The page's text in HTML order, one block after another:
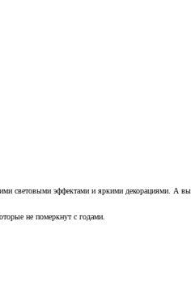
световыми эффектами и яркими декорациями. А
не померкнут с годами.